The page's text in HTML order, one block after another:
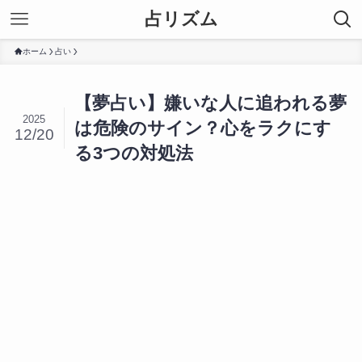
占リズム
ホーム 占い
【夢占い】嫌いな人に追われる夢
は危険のサイン？心をラクにす
る3つの対処法
2025
12/20